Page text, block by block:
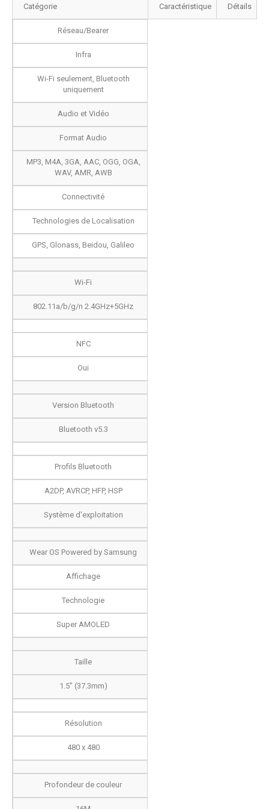
Catégorie Caractéristique Détails
Réseau/Bearer
Infra
Wi-Fi seulement, Bluetooth
uniquement
Audio et Vidéo
Format Audio
MP3, M4A, 3GA, AAC, OGG, OGA,
WAV, AMR, AWB
Connectivité
Technologies de Localisation
GPS, Glonass, Beidou, Galileo
Wi-Fi
802.11a/b/g/n 2.4GHz+5GHz
NFC
Oui
Version Bluetooth
Bluetooth v5.3
Profils Bluetooth
A2DP, AVRCP, HFP, HSP
Système d'exploitation
Wear OS Powered by Samsung
Affichage
Technologie
Super AMOLED
Taille
1.5" (37.3mm)
Résolution
480 x 480
Profondeur de couleur